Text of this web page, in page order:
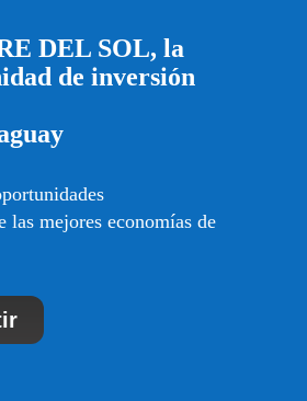
DEL SOL, la
de inversión
las mejores economías de